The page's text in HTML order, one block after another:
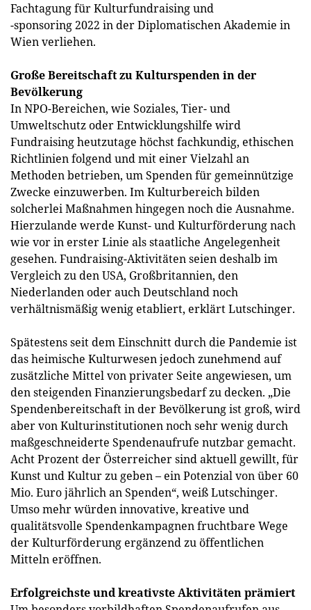
Fachtagung für Kulturfundraising und
-sponsoring 2022 in der Diplomatischen Akademie in
Wien verliehen.
Große Bereitschaft zu Kulturspenden in der
Bevölkerung
In NPO-Bereichen, wie Soziales, Tier- und
Umweltschutz oder Entwicklungshilfe wird
Fundraising heutzutage höchst fachkundig, ethischen
Richtlinien folgend und mit einer Vielzahl an
Methoden betrieben, um Spenden für gemeinnützige
Zwecke einzuwerben. Im Kulturbereich bilden
solcherlei Maßnahmen hingegen noch die Ausnahme.
Hierzulande werde Kunst- und Kulturförderung nach
wie vor in erster Linie als staatliche Angelegenheit
gesehen. Fundraising-Aktivitäten seien deshalb im
Vergleich zu den USA, Großbritannien, den
Niederlanden oder auch Deutschland noch
verhältnismäßig wenig etabliert, erklärt Lutschinger.
Spätestens seit dem Einschnitt durch die Pandemie ist
das heimische Kulturwesen jedoch zunehmend auf
zusätzliche Mittel von privater Seite angewiesen, um
den steigenden Finanzierungsbedarf zu decken. „Die
Spendenbereitschaft in der Bevölkerung ist groß, wird
aber von Kulturinstitutionen noch sehr wenig durch
maßgeschneiderte Spendenaufrufe nutzbar gemacht.
Acht Prozent der Österreicher sind aktuell gewillt, für
Kunst und Kultur zu geben – ein Potenzial von über 60
Mio. Euro jährlich an Spenden“, weiß Lutschinger.
Umso mehr würden innovative, kreative und
qualitätsvolle Spendenkampagnen fruchtbare Wege
der Kulturförderung ergänzend zu öffentlichen
Mitteln eröffnen.
Erfolgreichste und kreativste Aktivitäten prämiert